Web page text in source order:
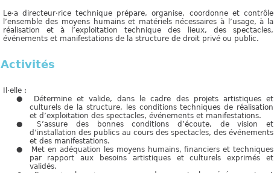
Le·a directeur·rice technique prépare, organise, coordonne et contrôle
l’ensemble des moyens humains et matériels nécessaires à l’usage, à la
réalisation et à l’exploitation technique des lieux, des spectacles,
événements et manifestations de la structure de droit privé ou public.
Activités
Il·elle :
Détermine et valide, dans le cadre des projets artistiques et
culturels de la structure, les conditions techniques de réalisation
et d’exploitation des spectacles, événements et manifestations.
S’assure des bonnes conditions d’écoute, de vision et
d’installation des publics au cours des spectacles, des événements
et des manifestations.
Met en adéquation les moyens humains, financiers et techniques
par rapport aux besoins artistiques et culturels exprimés et
validés.